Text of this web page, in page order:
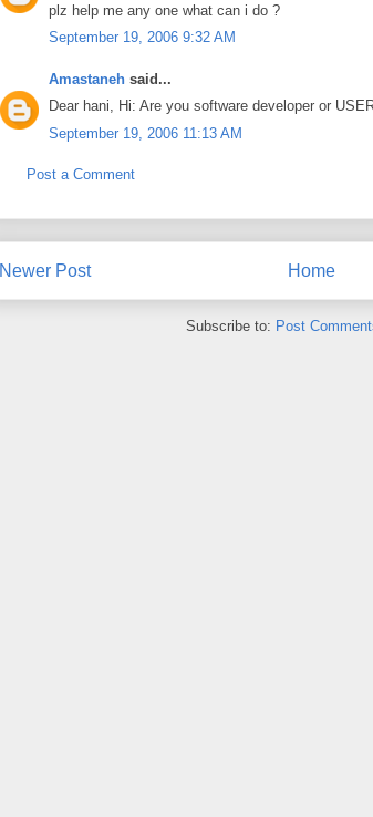
plz help me any one what can i do ?
September 19, 2006 9:32 AM
Amastaneh said...
Dear hani, Hi: Are you software developer or
September 19, 2006 11:13 AM
Post a Comment
Newer Post Home
Subscribe to: Post